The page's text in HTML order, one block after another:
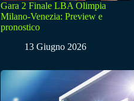
Gara 2 Finale LBA Olimpia
Milano-Venezia: Preview e
pronostico
13 Giugno 2026